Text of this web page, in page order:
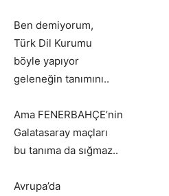
Ben demiyorum,
Türk Dil Kurumu
böyle yapıyor
geleneğin tanımını..
Ama FENERBAHÇE’nin
Galatasaray maçları
bu tanıma da sığmaz..
Avrupa’da